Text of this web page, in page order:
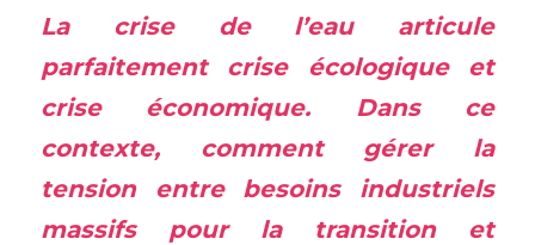
La crise de l’eau articule
parfaitement crise écologique
et
crise économique. Dans ce
contexte, comment gérer la
tension entre besoins industriels
massifs pour la transition et